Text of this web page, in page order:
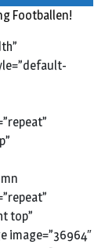
Footballen!
top”
image=”36964″